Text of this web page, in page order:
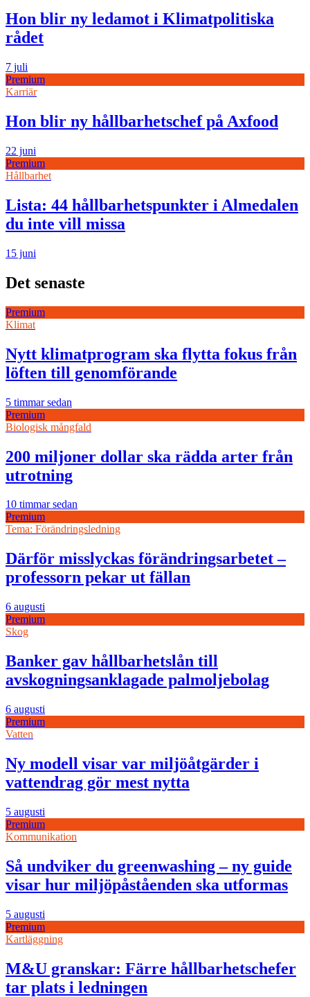
Hon blir ny ledamot i Klimatpolitiska
rådet
7 juli
Premium
Karriär
Hon blir ny hållbarhetschef på Axfood
22 juni
Premium
Hållbarhet
Lista: 44 hållbarhetspunkter i Almedalen
du inte vill missa
15 juni
Det senaste
Premium
Klimat
Nytt klimatprogram ska flytta fokus från
löften till genomförande
5 timmar sedan
Premium
Biologisk mångfald
200 miljoner dollar ska rädda arter från
utrotning
10 timmar sedan
Premium
Tema: Förändringsledning
Därför misslyckas förändringsarbetet –
professorn pekar ut fällan
6 augusti
Premium
Skog
Banker gav hållbarhetslån till
avskogningsanklagade palmoljebolag
6 augusti
Premium
Vatten
Ny modell visar var miljöåtgärder i
vattendrag gör mest nytta
5 augusti
Premium
Kommunikation
Så undviker du greenwashing – ny guide
visar hur miljöpåståenden ska utformas
5 augusti
Premium
Kartläggning
M&U granskar: Färre hållbarhetschefer
tar plats i ledningen